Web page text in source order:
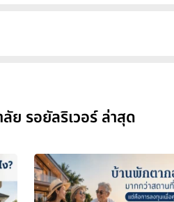
ย รอยัลริเวอร์ ล่าสุด